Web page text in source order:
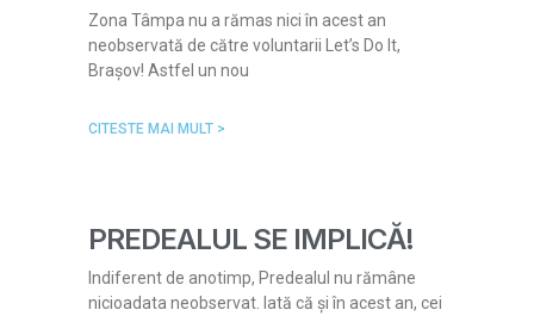
Zona Tâmpa nu a rămas nici în acest an
neobservată de către voluntarii Let’s Do It,
Brașov! Astfel un nou
CITESTE MAI MULT >
PREDEALUL SE IMPLICĂ!
Indiferent de anotimp, Predealul nu rămâne
nicioadata neobservat. Iată că și în acest an, cei